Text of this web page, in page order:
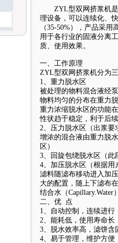
ZYL型双网挤浆机是
理设备，可以连续化、
（35-50%），产品采
用于各行业的固液分离
质、使用效果。
一、工作原理
ZYL型双网挤浆机分为
1、重力脱水区
被处理的物料混合液经
物料均匀的分布在重力
重力浓缩脱水区的功能
性状趋于稳定，利于后
2、压力脱水区（出浆要
增浓的混合液由重力脱
区）
3、回旋包绕脱水区（
4、加压脱水区（根据用
滤料随滤布移动进入加
大的配置，随上下滤布
结合水（
二、优 点
1、自动控制，连续进行
2、能耗低，使用寿命长
3、脱水效率高，滤饼含
4、易于管理，维护方便